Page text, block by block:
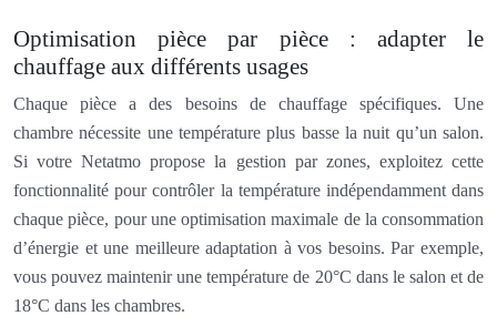
Optimisation pièce par pièce : adapter le
chauffage aux différents usages
Chaque pièce a des besoins de chauffage spécifiques. Une
chambre nécessite une température plus basse la nuit qu’un salon.
Si votre Netatmo propose la gestion par zones, exploitez cette
fonctionnalité pour contrôler la température indépendamment dans
chaque pièce, pour une optimisation maximale de la consommation
d’énergie et une meilleure adaptation à vos besoins. Par exemple,
vous pouvez maintenir une température de 20°C dans le salon et de
18°C dans les chambres.